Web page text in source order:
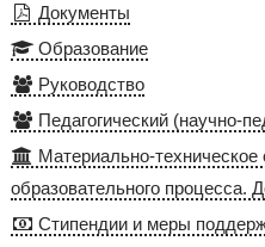
Документы
Образование
Руководство
Педагогический (научно-
Материально-
образовательного процесса.
Стипендии и меры